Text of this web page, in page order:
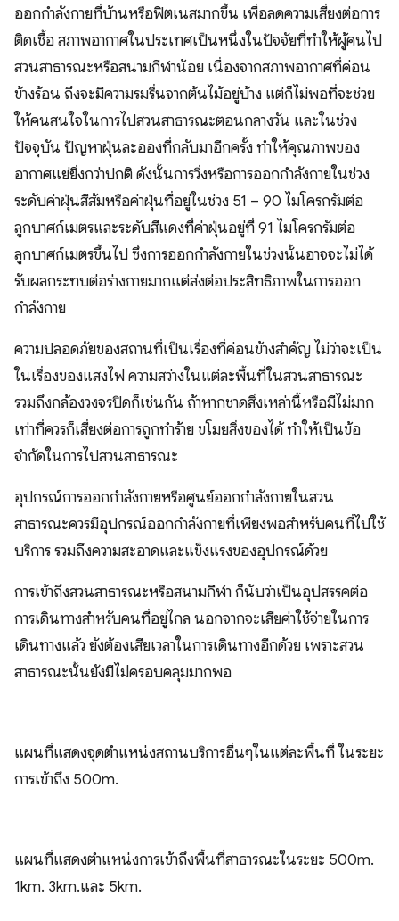
ออกกำลังกายที่บ้านหรือฟิตเนสมากขึ้น เพื่อลดความเสี่ยงต่อการ
ติดเชื้อ สภาพอากาศในประเทศเป็นหนึ่งในปัจจัยที่ทำให้ผู้คนไป
สวนสาธารณะหรือสนามกีฬาน้อย เนื่องจากสภาพอากาศที่ค่อน
ข้างร้อน ถึงจะมีความรมรื่นจากต้นไม้อยู่บ้าง แต่ก็ไม่พอที่จะช่วย
ให้คนสนใจในการไปสวนสาธารณะตอนกลางวัน และในช่วง
ปัจจุบัน ปัญหาฝุ่นละอองที่กลับมาอีกครั้ง ทำให้คุณภาพของ
อากาศแย่ยิ่งกว่าปกติ ดังนั้นการวิ่งหรือการออกกำลังกายในช่วง
ระดับค่าฝุ่นสีส้มหรือค่าฝุ่นที่อยู่ในช่วง 51 – 90 ไมโครกรัมต่อ
ลูกบาศก์เมตรและระดับสีแดงที่ค่าฝุ่นอยู่ที่ 91 ไมโครกรัมต่อ
ลูกบาศก์เมตรขึ้นไป ซึ่งการออกกำลังกายในช่วงนั้นอาจจะไม่ได้
รับผลกระทบต่อร่างกายมากแต่ส่งต่อประสิทธิภาพในการออก
กำลังกาย
ความปลอดภัยของสถานที่เป็นเรื่องที่ค่อนข้างสำคัญ ไม่ว่าจะเป็น
ในเรื่องของแสงไฟ ความสว่างในแต่ละพื้นที่ในสวนสาธารณะ
รวมถึงกล้องวงจรปิดก็เช่นกัน ถ้าหากชาดสิ่งเหล่านี้หรือมีไม่มาก
เท่าที่ควรก็เสี่ยงต่อการถูกทำร้าย ขโมยสิ่งของได้ ทำให้เป็นข้อ
จำกัดในการไปสวนสาธารณะ
อุปกรณ์การออกกำลังกายหรือศูนย์ออกกำลังกายในสวน
สาธารณะควรมีอุปกรณ์ออกกำลังกายที่เพียงพอสำหรับคนที่ไปใช้
บริการ รวมถึงความสะอาดและแข็งแรงของอุปกรณ์ด้วย
การเข้าถึงสวนสาธารณะหรือสนามกีฬา ก็นับว่าเป็นอุปสรรคต่อ
การเดินทางสำหรับคนที่อยู่ไกล นอกจากจะเสียค่าใช้จ่ายในการ
เดินทางแล้ว ยังต้องเสียเวลาในการเดินทางอีกด้วย เพราะสวน
สาธารณะนั้นยังมีไม่ครอบคลุมมากพอ
แผนที่แสดงจุดตำแหน่งสถานบริการอื่นๆในแต่ละพื้นที่ ในระยะ
การเข้าถึง 500m.
แผนที่แสดงตำแหน่งการเข้าถึงพื้นที่สาธารณะในระยะ 500m.
1km. 3km.และ 5km.